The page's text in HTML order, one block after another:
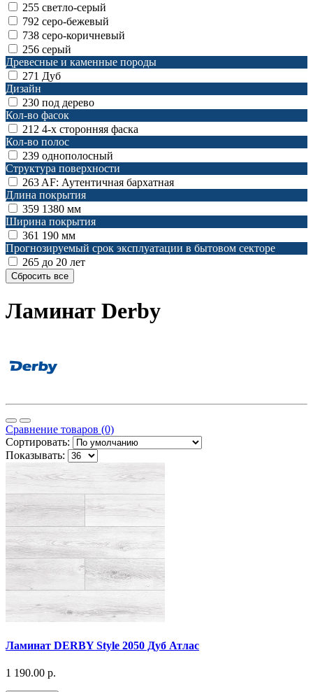
255 светло-серый
792 серо-бежевый
738 серо-коричневый
256 серый
Древесные и каменные породы
271 Дуб
Дизайн
230 под дерево
Кол-во фасок
212 4-х сторонняя фаска
Кол-во полос
239 однополосный
Структура поверхности
263 AF: Аутентичная бархатная
Длина покрытия
359 1380 мм
Ширина покрытия
361 190 мм
Прогнозируемый срок эксплуатации в бытовом секторе
265 до 20 лет
Ламинат Derby
Сравнение товаров (0)
Сортировать:
Показывать:
Ламинат DERBY Style 2050 Дуб Атлас
1 190.00 р.